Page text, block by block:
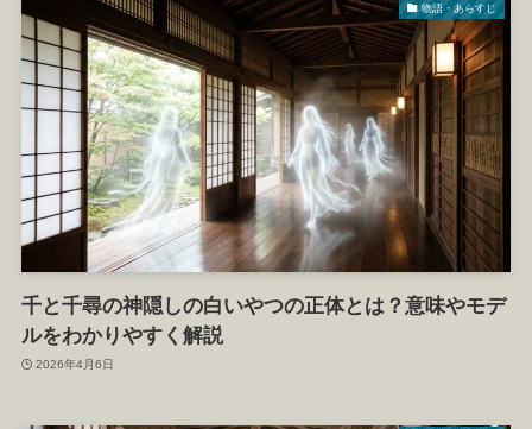
物語・あらすじ
千と千尋の神隠しの白いやつの正体とは？意味やモデ
ルをわかりやすく解説
2026年4月6日